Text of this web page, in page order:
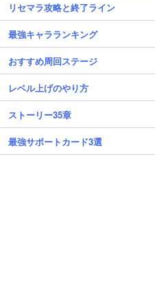
リセマラ攻略と終了ライン
最強キャラランキング
おすすめ周回ステージ
レベル上げのやり方
ストーリー35章
最強サポートカード3選